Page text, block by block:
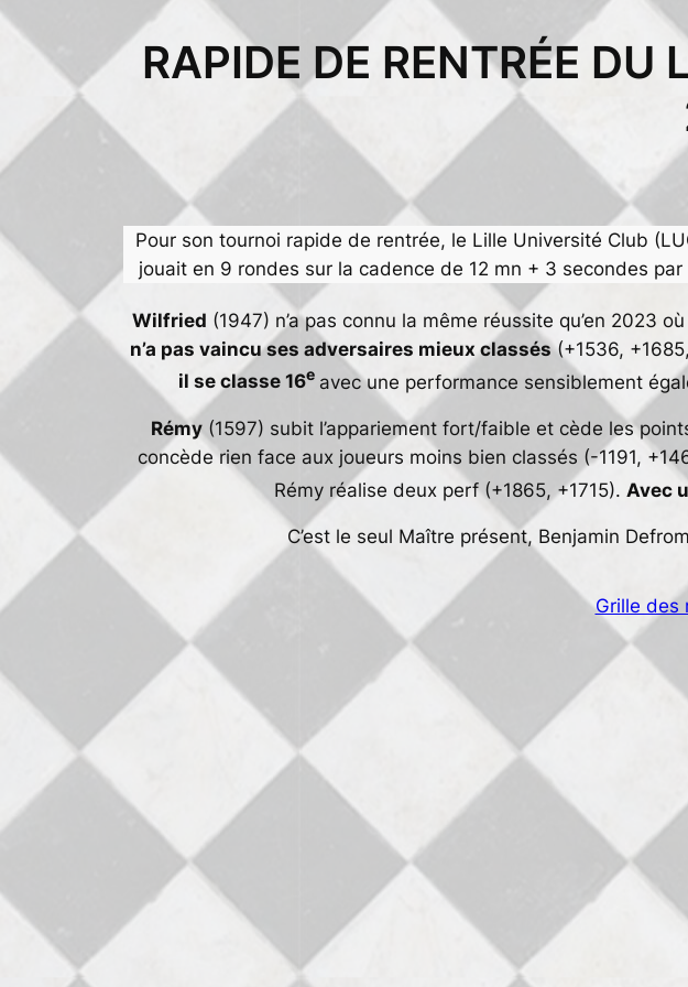
Aller
contenu
RAPIDE DE RENTRÉE DU
Pour son tournoi rapide de rentrée, le Lille Université Club
jouait en 9 rondes sur la cadence de 12 mn + 3 secondes par
Wilfried (1947) n’a pas connu la même réussite qu’en 2023
n’a pas vaincu ses adversaires mieux classés(+1536,
il se classe 16e avec une performance sensiblement
Rémy(1597) subit l’appariement fort/faible et cède les
concède rien face aux joueurs moins bien classés (-1191,
Rémy réalise deux perf (+1865, +1715). Avec
C’est le seul Maître présent, Benjamin
Grille des